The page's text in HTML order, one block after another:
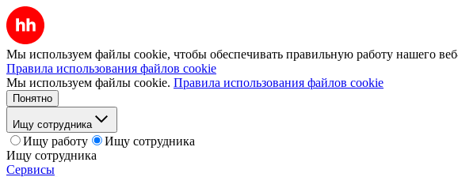
Мы используем файлы cookie, чтобы обеспечивать правильную работу нашего
Правила использования файлов cookie
Мы используем файлы cookie. Правила использования файлов cookie
Понятно
Ищу сотрудника
Ищу работу
Ищу сотрудника
Ищу сотрудника
Сервисы